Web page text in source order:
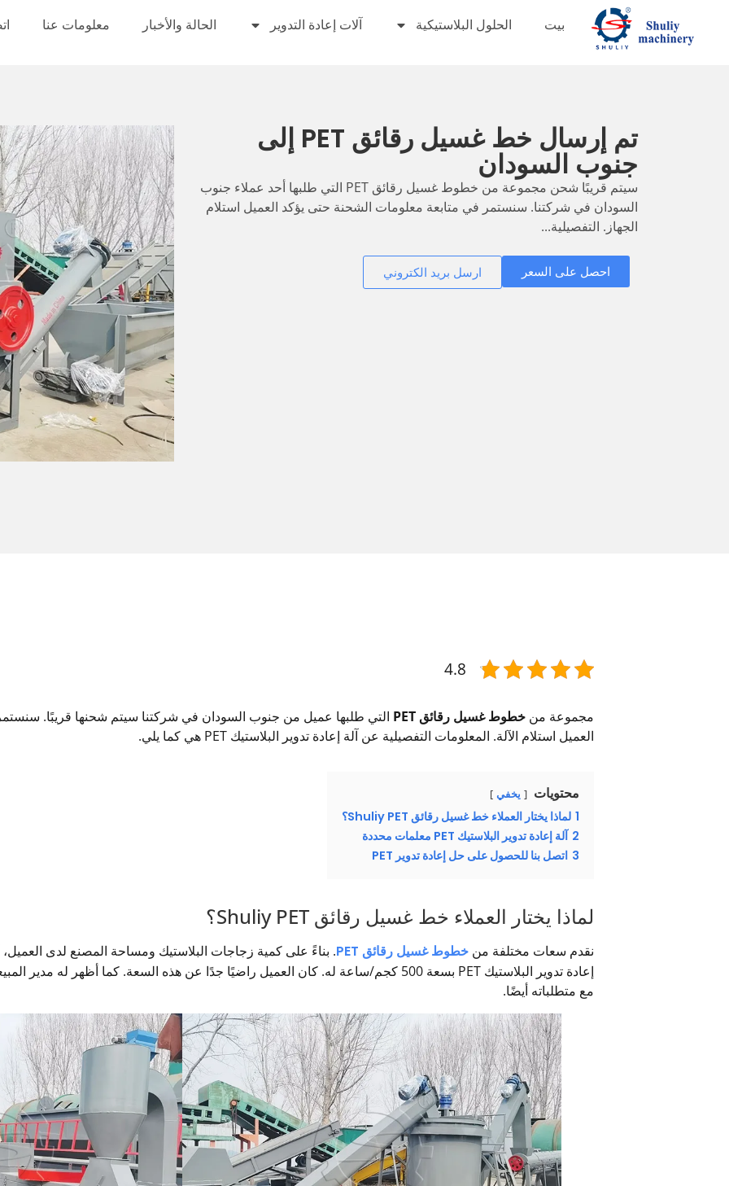
بيت الحلول البلاستيكية آلات إعادة التدوير الحالة والأخبار معلومات عنا
تم إرسال خط غسيل رقائق PET إلى
جنوب السودان
سيتم قريبًا شحن مجموعة من خطوط غسيل رقائق PET التي طلبها أحد عملاء جنوب
السودان في شركتنا. سنستمر في متابعة معلومات الشحنة حتى يؤكد العميل استلام
الجهاز. التفصيلية...
احصل على السعر ارسل بريد الكتروني
4.8
مجموعة من خطوط غسيل رقائق PET
التي طلبها عميل من جنوب السودان في شركتنا سيتم شحنها قريبًا.
العميل استلام الآلة. المعلومات التفصيلية عن آلة إعادة تدوير البلاستيك PET هي كما يلي.
محتويات يخفي
1 لماذا يختار العملاء خط غسيل رقائق Shuliy PET؟
2 آلة إعادة تدوير البلاستيك PET معلمات محددة
3 اتصل بنا للحصول على حل إعادة تدوير PET
لماذا يختار العملاء خط غسيل رقائق Shuliy PET؟
نقدم سعات مختلفة من خطوط غسيل رقائق PET
. بناءً على كمية زجاجات البلاستيك ومساحة المصنع لدى
مع متطلباته أيضًا.